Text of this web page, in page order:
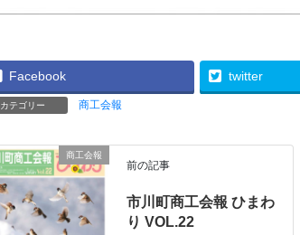
Facebook twitter
カテゴリー 商工会報
商工会報
前の記事
市川町商工会報 ひまわ
り VOL.22